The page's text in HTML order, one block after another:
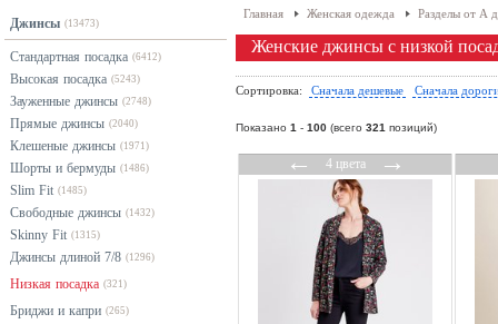
Джинсы (13473)
Стандартная посадка (6412)
Высокая посадка (5243)
Зауженные джинсы (2748)
Прямые джинсы (2040)
Клешеные джинсы (1971)
Шорты и бермуды (1486)
Slim Fit (1485)
Свободные джинсы (1432)
Skinny Fit (1315)
Джинсы длиной 7/8 (1296)
Низкая посадка (321)
Бриджи и капри (265)
Главная Женская одежда Разделы от А
Женские джинсы с низкой
Сортировка: Сначала дешевые Сначала
Показано 1 - 100 (всего 321 позиций)
←4 цвета→